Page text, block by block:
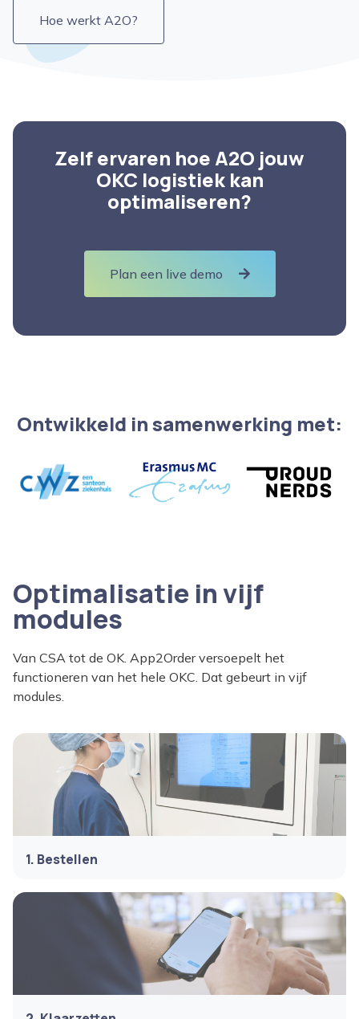
Hoe werkt A2O?
Zelf ervaren hoe A2O jouw
OKC logistiek kan
optimaliseren?
Plan een live demo
Ontwikkeld in samenwerking met:
Optimalisatie in vijf
modules
Van CSA tot de OK. App2Order versoepelt het
functioneren van het hele OKC. Dat gebeurt in vijf
modules.
1. Bestellen